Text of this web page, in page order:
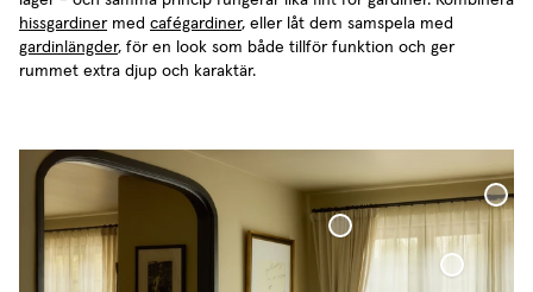
hissgardinermed cafégardiner, eller låt dem samspela med
gardinlängder, för en look som både tillför funktion och ger
rummet extra djup och karaktär.
Bouclégardin
Måttbeställd